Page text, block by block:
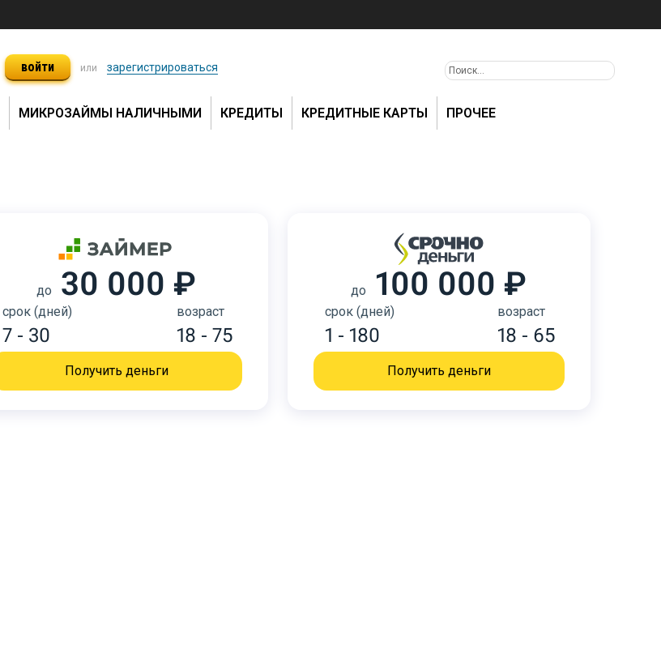
войти или зарегистрироваться
МИКРОЗАЙМЫ НАЛИЧНЫМИ КРЕДИТЫ КРЕДИТНЫЕ КАРТЫ ПРОЧЕЕ
до 30 000 ₽
срок (дней)
7 - 30
возраст
18 - 75
Получить деньги
до 100 000 ₽
срок (дней)
1 - 180
возраст
18 - 65
Получить деньги